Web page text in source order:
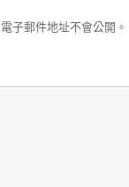
子郵件地址不會公開。